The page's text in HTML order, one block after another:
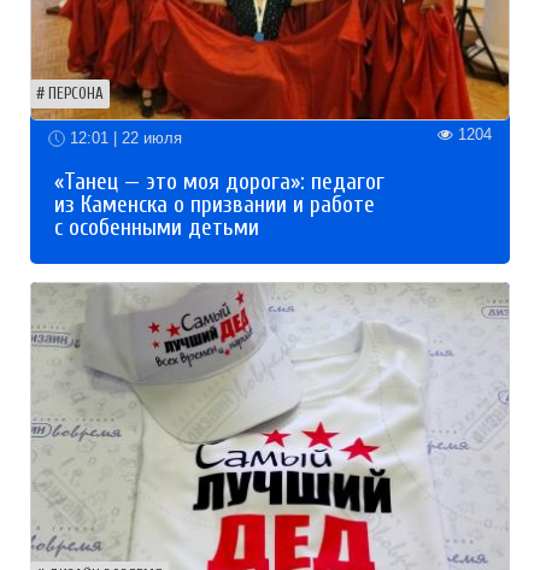
ПЕРСОНА
12:01 | 22 июля 1204
«Танец — это моя дорога»: педагог
из Каменска о призвании и работе
с особенными детьми